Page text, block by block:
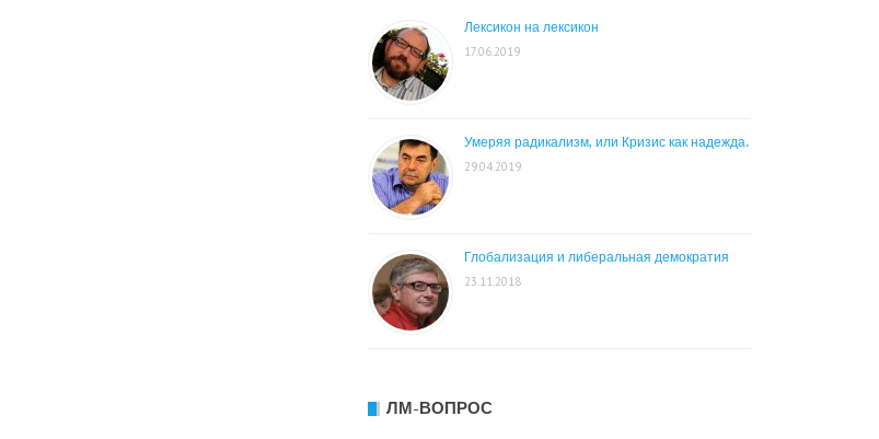
Лексикон на лексикон
17.06.2019
Умеряя радикализм, или Кризис как надежда.
29.04.2019
Глобализация и либеральная демократия
23.11.2018
ЛМ-ВОПРОС